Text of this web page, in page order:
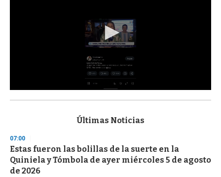
s
d
s
o
f
3
Últimas Noticias
07:00
Estas fueron las bolillas de la suerte en la
Quiniela y Tómbola de ayer miércoles 5 de agosto
de 2026